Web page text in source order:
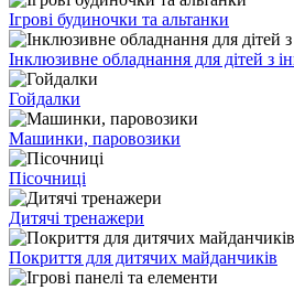
Ігрові будиночки та альтанки
Інклюзивне обладнання для дітей з
Гойдалки
Машинки, паровозики
Пісочниці
Дитячі тренажери
Покриття для дитячих майданчиків